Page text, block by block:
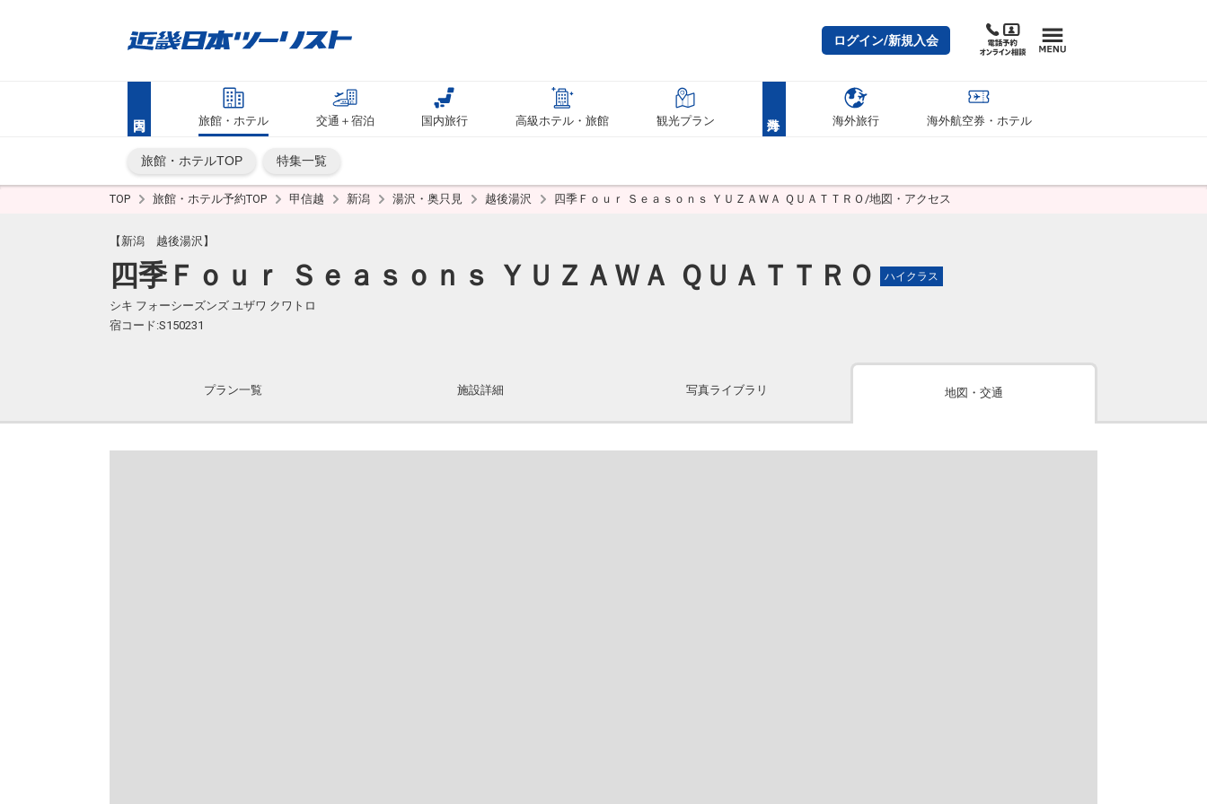
ログイン/新規入会
旅館・ホテル 交通＋宿泊 国内旅行 高級ホテル・旅館 観光プラン 海外旅行 海外航空券・ホテル
旅館・ホテルTOP 特集一覧
TOP 旅館・ホテル予約TOP 甲信越 新潟 湯沢・奥只見 越後湯沢 四季Ｆｏｕｒ Ｓｅａｓｏｎｓ ＹＵＺＡＷＡ ＱＵＡＴＴＲＯ/地図・アクセス
【新潟 越後湯沢】
四季Ｆｏｕｒ Ｓｅａｓｏｎｓ ＹＵＺＡＷＡ ＱＵＡＴＴＲＯ ハイクラス
シキ フォーシーズンズ ユザワ クワトロ
宿コード:S150231
プラン一覧 施設詳細 写真ライブラリ 地図・交通